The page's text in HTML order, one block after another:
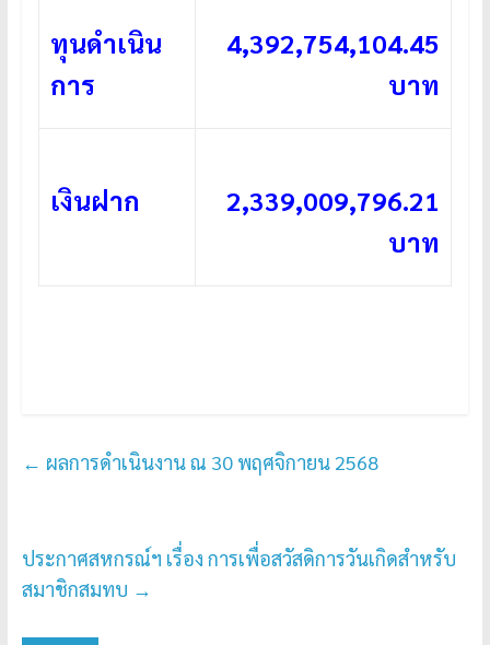
ทุนดำเนิน
การ
4,392,754,104.45
บาท
เงินฝาก
2,339,009,796.21
บาท
← ผลการดำเนินงาน ณ 30 พฤศจิกายน 2568
ประกาศสหกรณ์ฯ เรื่อง การเพื่อสวัสดิการวันเกิดสำหรับ
สมาชิกสมทบ →